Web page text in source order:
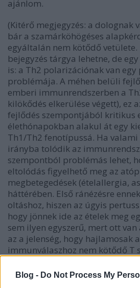
Blog - Do Not Process My
ajánlom.
(Kitérő megjegyzés: a dolognak
bár a szamárköhögéses
egyáltalán nem kötődő
bejegyzés tárgya lehetne, de
is: a Th2 polarizációnak van
problémája. A méhen belüli
emberi immunrendszerben a
kilökődés elkerülése végett), ez
fejlődés szempontjából kritikus
élethónapokban alakul át egy
Th1/Th2 fenotípussá. Ha
irányba tolódik az
szempontból problémás lehet,
eltolódás figyelhető meg az
megbetegedések (ételallergia,
háttérében. Első ránézésre
oltáshoz, hiszen az úgyis
hogy jönnek ide az ételek meg
sem ilyen egyszerű, mert ott
az a jelenség, hogy hajlamosak
immunválaszhoz nem kötődő T
adni eltolódott polaritású